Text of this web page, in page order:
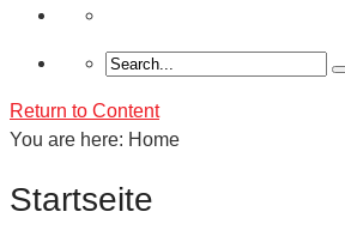
Return to Content
You are here: Home
Startseite